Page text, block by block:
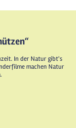
In der Natur gibt's
machen Natur